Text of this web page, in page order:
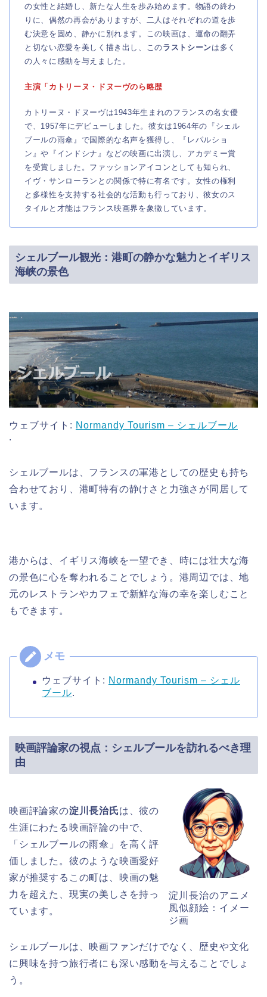
の女性と結婚し、新たな人生を歩み始めます。物語の終わ
りに、偶然の再会がありますが、二人はそれぞれの道を歩
む決意を固め、静かに別れます。この映画は、運命の翻弄
と切ない恋愛を美しく描き出し、このラストシーンは多く
の人々に感動を与えました。
主演「カトリーヌ・ドヌーヴのら略歴
カトリーヌ・ドヌーヴは1943年生まれのフランスの名女優
で、1957年にデビューしました。彼女は1964年の『シェル
ブールの雨傘』で国際的な名声を獲得し、『レパルショ
ン』や『インドシナ』などの映画に出演し、アカデミー賞
を受賞しました。ファッションアイコンとしても知られ、
イヴ・サンローランとの関係で特に有名です。女性の権利
と多様性を支持する社会的な活動も行っており、彼女のス
タイルと才能はフランス映画界を象徴しています。
シェルブール観光：港町の静かな魅力とイギリス
海峡の景色
ウェブサイト: Normandy Tourism – シェルブール
​.
シェルブールは、フランスの軍港としての歴史も持ち
合わせており、港町特有の静けさと力強さが同居して
います。
港からは、イギリス海峡を一望でき、時には壮大な海
の景色に心を奪われることでしょう。港周辺では、地
元のレストランやカフェで新鮮な海の幸を楽しむこと
もできます。
ウェブサイト: Normandy Tourism – シェル
ブール​.
映画評論家の視点：シェルブールを訪れるべき理
由
淀川長治のアニメ
風似顔絵：イメー
ジ画
映画評論家の淀川長治氏は、彼の
生涯にわたる映画評論の中で、
「シェルブールの雨傘」を高く評
価しました。彼のような映画愛好
家が推奨するこの町は、映画の魅
力を超えた、現実の美しさを持っ
ています。
シェルブールは、映画ファンだけでなく、歴史や文化
に興味を持つ旅行者にも深い感動を与えることでしょ
う。